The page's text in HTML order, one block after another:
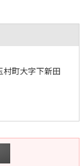
町大字下新田